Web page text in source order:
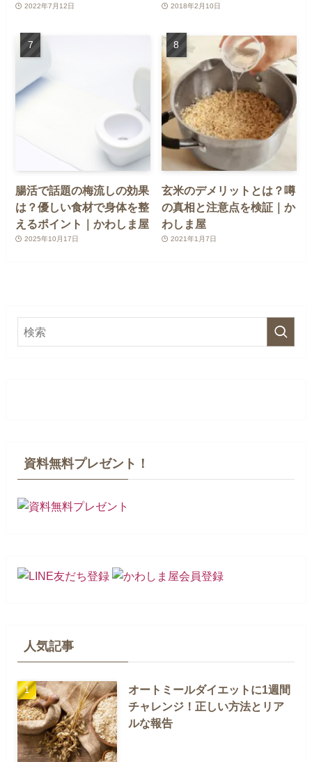
2022年7月12日 2018年2月10日
腸活で話題の梅流しの効果
は？優しい食材で身体を整
えるポイント｜かわしま屋
2025年10月17日
玄米のデメリットとは？噂
の真相と注意点を検証｜か
わしま屋
2021年1月7日
資料無料プレゼント！
人気記事
オートミールダイエットに1週間
チャレンジ！正しい方法とリア
ルな報告